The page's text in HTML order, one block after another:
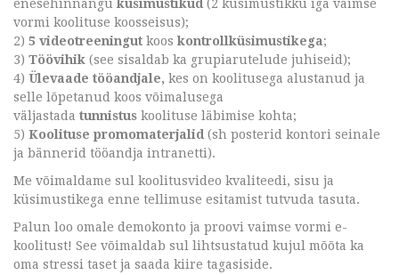
enesehinnangu küsimustikud (2 küsimustikku iga vaimse
vormi koolituse koosseisus);
2) 5 videotreeningut koos kontrollküsimustikega;
3) Töövihik (see sisaldab ka grupiarutelude juhiseid);
4) Ülevaade tööandjale, kes on koolitusega alustanud ja
selle lõpetanud koos võimalusega
väljastada tunnistus koolituse läbimise kohta;
5) Koolituse promomaterjalid (sh posterid kontori seinale
ja bännerid tööandja intranetti).
Me võimaldame sul koolitusvideo kvaliteedi, sisu ja
küsimustikega enne tellimuse esitamist tutvuda tasuta.
Palun loo omale demokonto ja proovi vaimse vormi e-
koolitust! See võimaldab sul lihtsustatud kujul mõõta ka
oma stressi taset ja saada kiire tagasiside.